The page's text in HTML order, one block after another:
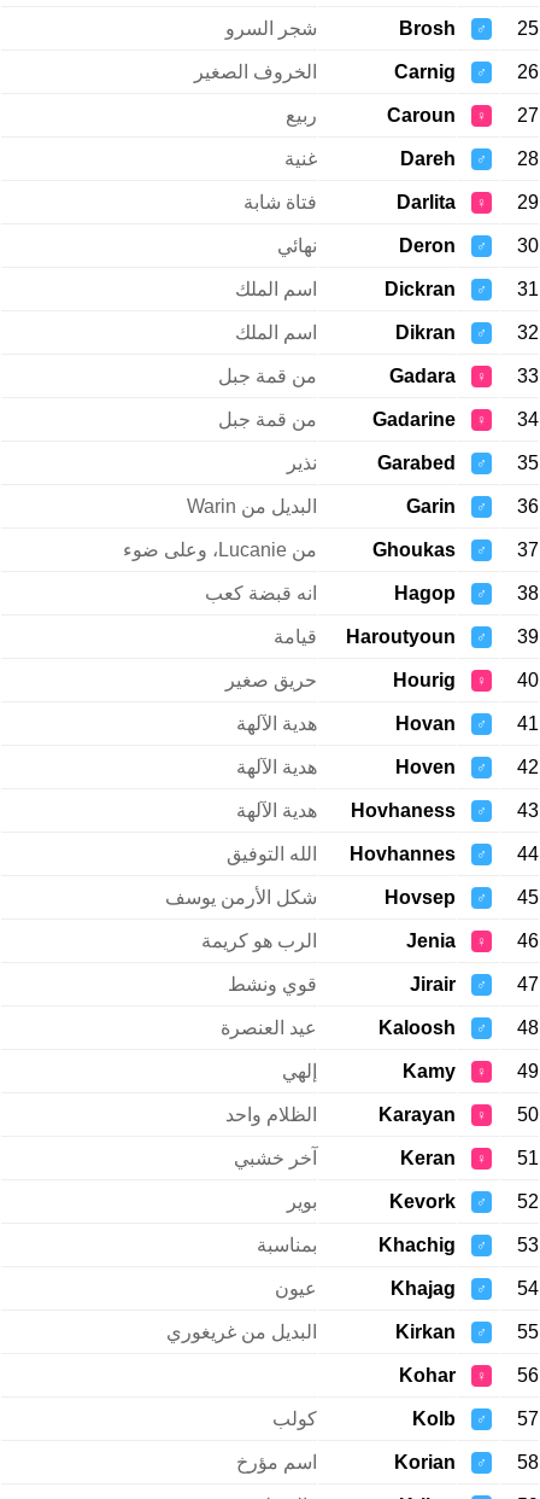
25
♂
Brosh شجر السرو
26
♂
Carnig الخروف الصغير
27
♀
Caroun ربيع
28
♂
Dareh غنية
29
♀
Darlita فتاة شابة
30
♂
Deron نهائي
31
♂
Dickran اسم الملك
32
♂
Dikran اسم الملك
33
♀
Gadara من قمة جبل
34
♀
Gadarine من قمة جبل
35
♂
Garabed نذير
36
♂
Garin البديل من Warin
37
♂
Ghoukas من Lucanie، وعلى ضوء
38
♂
Hagop انه قبضة كعب
39
♂
Haroutyoun قيامة
40
♀
Hourig حريق صغير
41
♂
Hovan هدية الآلهة
42
♂
Hoven هدية الآلهة
43
♂
Hovhaness هدية الآلهة
44
♂
Hovhannes الله التوفيق
45
♂
Hovsep شكل الأرمن يوسف
46
♀
Jenia الرب هو كريمة
47
♂
Jirair قوي ونشط
48
♂
Kaloosh عيد العنصرة
49
♀
Kamy إلهي
50
♀
Karayan الظلام واحد
51
♀
Keran آخر خشبي
52
♂
Kevork بوير
53
♂
Khachig بمناسبة
54
♂
Khajag عيون
55
♂
Kirkan البديل من غريغوري
56
♀
Kohar
57
♂
Kolb كولب
58
♂
Korian اسم مؤرخ